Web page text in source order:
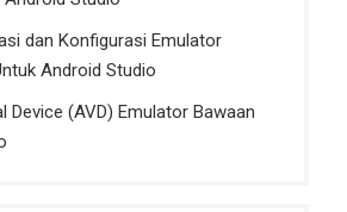
dan Konfigurasi Emulator
Android Studio
Device (AVD) Emulator Bawaan